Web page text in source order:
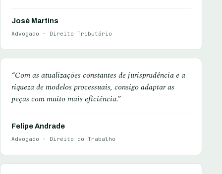
José Martins
Advogado · Direito Tributário
“Com as atualizações constantes de jurisprudência e a
riqueza de modelos processuais, consigo adaptar as
peças com muito mais eficiência.”
Felipe Andrade
Advogado · Direito do Trabalho